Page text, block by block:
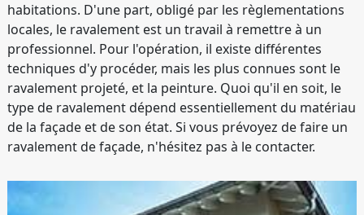
habitations. D'une part, obligé par les règlementations
locales, le ravalement est un travail à remettre à un
professionnel. Pour l'opération, il existe différentes
techniques d'y procéder, mais les plus connues sont le
ravalement projeté, et la peinture. Quoi qu'il en soit, le
type de ravalement dépend essentiellement du matériau
de la façade et de son état. Si vous prévoyez de faire un
ravalement de façade, n'hésitez pas à le contacter.